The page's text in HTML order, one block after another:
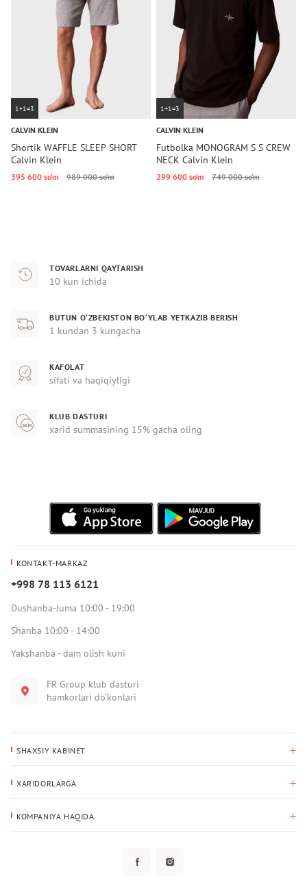
1+1=3
CALVIN KLEIN
Shortik WAFFLE SLEEP SHORT
Calvin Klein
395 600 so‘m 989 000 so‘m
1+1=3
CALVIN KLEIN
Futbolka MONOGRAM S S CREW
NECK Calvin Klein
299 600 so‘m 749 000 so‘m
TOVARLARNI QAYTARISH
10 kun ichida
BUTUN O‘ZBEKISTON BO‘YLAB YETKAZIB BERISH
1 kundan 3 kungacha
KAFOLAT
sifati va haqiqiyligi
KLUB DASTURI
xarid summasining 15% gacha oling
KONTAKT-MARKAZ
+998 78 113 6121
Dushanba-Juma 10:00 - 19:00
Shanba 10:00 - 14:00
Yakshanba - dam olish kuni
FR Group klub dasturi
hamkorlari do‘konlari
SHAXSIY KABINET
Yetkazib berish manzili
XARIDORLARGA
KOMPANIYA HAQIDA